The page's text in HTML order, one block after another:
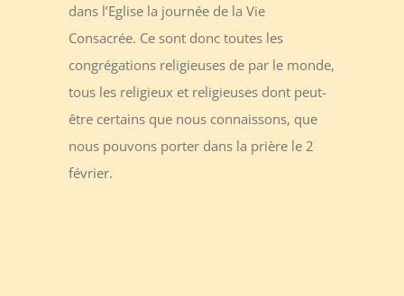
dans l’Eglise la journée de la Vie
Consacrée. Ce sont donc toutes les
congrégations religieuses de par le monde,
tous les religieux et religieuses dont peut-
être certains que nous connaissons, que
nous pouvons porter dans la prière le 2
février.